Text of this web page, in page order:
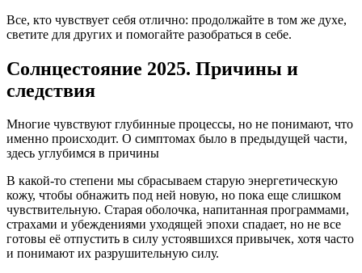
Все, кто чувствует себя отлично: продолжайте в том же духе,
светите для других и помогайте разобраться в себе.
Солнцестояние 2025. Причины и
следствия
Многие чувствуют глубинные процессы, но не понимают, что
именно происходит. О симптомах было в предыдущей части,
здесь углубимся в причины
В какой-то степени мы сбрасываем старую энергетическую
кожу, чтобы обнажить под ней новую, но пока еще слишком
чувствительную. Старая оболочка, напитанная программами,
страхами и убеждениями уходящей эпохи спадает, но не все
готовы её отпустить в силу устоявшихся привычек, хотя часто
и понимают их разрушительную силу.